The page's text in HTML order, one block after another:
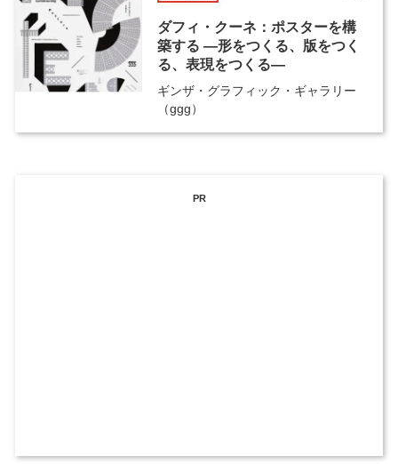
ダフィ・クーネ：ポスターを構
築する ―形をつくる、版をつく
る、表現をつくる―
ギンザ・グラフィック・ギャラリー
（ggg）
PR